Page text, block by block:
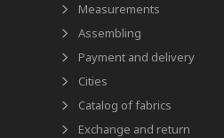
Measurements
Assembling
Payment and delivery
Cities
Catalog of fabrics
Exchange and return